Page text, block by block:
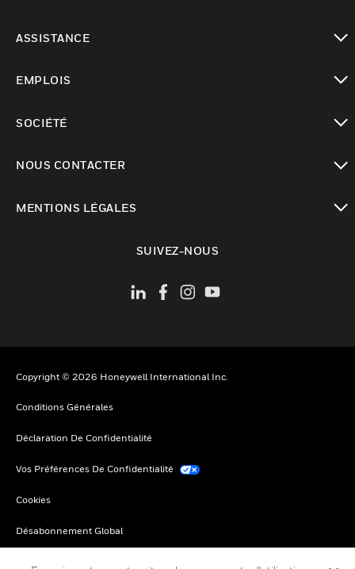
ASSISTANCE
EMPLOIS
SOCIÉTÉ
NOUS CONTACTER
MENTIONS LÉGALES
SUIVEZ-NOUS
Copyright © 2026 Honeywell International Inc.
Conditions Générales
Déclaration De Confidentialité
Vos Préférences De Confidentialité
Cookies
Désabonnement Global